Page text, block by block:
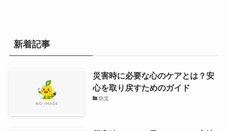
新着記事
災害時に必要な心のケアとは？安
心を取り戻すためのガイド
防災